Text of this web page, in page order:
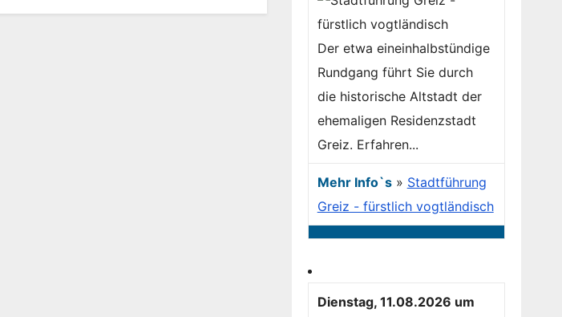
Der etwa eineinhalbstündige
Rundgang führt Sie durch
die historische Altstadt der
ehemaligen Residenzstadt
Greiz. Erfahren...
Mehr Info`s» Stadtführung
Greiz - fürstlich vogtländisch
Dienstag, 11.08.2026 um